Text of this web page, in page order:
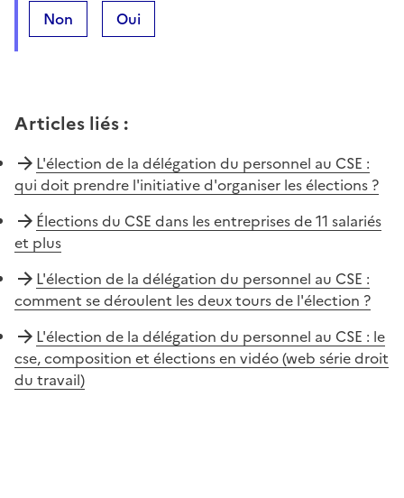
Non Oui
Articles liés :
L'élection de la délégation du personnel au CSE :
qui doit prendre l'initiative d'organiser les élections ?
Élections du CSE dans les entreprises de 11 salariés
et plus
L'élection de la délégation du personnel au CSE :
comment se déroulent les deux tours de l'élection ?
L'élection de la délégation du personnel au CSE : le
cse, composition et élections en vidéo (web série droit
du travail)